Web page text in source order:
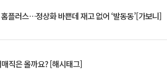
플러스…정상화 바쁜데 재고 없어 ‘발동동’[가보니]
직은 올까요? [해시태그]